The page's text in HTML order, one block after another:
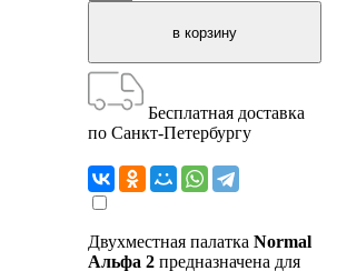
Бесплатная доставка
по Санкт-Петербургу
Двухместная палатка Normal
Альфа 2 предназначена для